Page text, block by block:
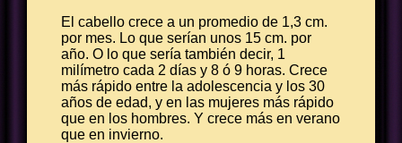
El cabello crece a un promedio de 1,3 cm.
por mes. Lo que serían unos 15 cm. por
año. O lo que sería también decir, 1
milímetro cada 2 días y 8 ó 9 horas. Crece
más rápido entre la adolescencia y los 30
años de edad, y en las mujeres más rápido
que en los hombres. Y crece más en verano
que en invierno.